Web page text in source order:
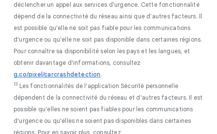
déclencher un appel aux services d'urgence. Cette fonctionnalité
dépend de la connectivité du réseau ainsi que d'autres facteurs. Il
est possible qu'elle ne soit pas fiable pour les communications
d'urgence ou qu'elle ne soit pas disponible dans certaines régions.
Pour connaître sa disponibilité selon les pays et les langues, et
obtenir davantage d'informations, consultez
g.co/pixel/carcrashdetection .
13 Les fonctionnalités de l'application Sécurité personnelle
dépendent de la connectivité du réseau et d'autres facteurs. Il est
possible qu'elles ne soient pas fiables pour les communications
d'urgence ou qu'elles ne soient pas disponibles dans certaines
régions. Pour en savoir plus, consultez